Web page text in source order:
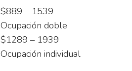
$889 – 1539
Ocupación doble
$1289 – 1939
Ocupación individual